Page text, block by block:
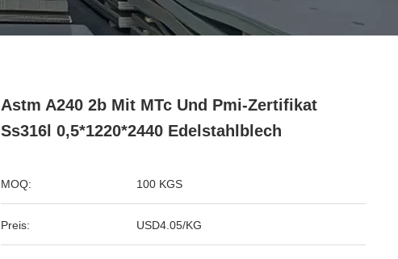
Astm A240 2b Mit MTc Und Pmi-Zertifikat
Ss316l 0,5*1220*2440 Edelstahlblech
MOQ: 100 KGS
Preis: USD4.05/KG